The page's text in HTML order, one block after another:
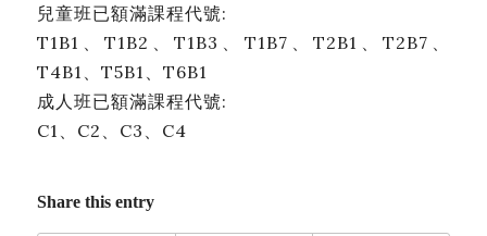
兒童班已額滿課程代號:
T1B1、T1B2、T1B3、T1B7、T2B1、T2B7、
T4B1、T5B1、T6B1
成人班已額滿課程代號:
C1、C2、C3、C4
Share this entry